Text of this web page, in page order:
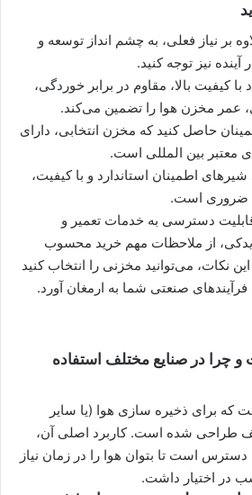
بر نیاز فعلی، به چشم‌ انداز توسعه و
نیز توجه کنید.
کیفیت بالا، مقاوم در برابر خوردگی،
عمر مخزن هوا را تضمین می‌کند.
حاصل کنید که مخزن انتخابی، دارای
معتبر بین‌ المللی است.
اطمینان استاندارد و با کیفیت،
ضروری است.
دسترسی به خدمات تعمیر و
از ملاحظات مهم خرید محسوب
نکات، می‌توانید مخزنی را انتخاب کنید
فرآیندهای صنعتی شما به ارمغان آورد.
چرا در صنایع مختلف استفاده
برای ذخیره سازی هوا (یا سایر
طراحی شده است. کاربرد اصلی آن،
دسترس است تا بتوان هوا را در زمان نیاز
در اختیار داشت.